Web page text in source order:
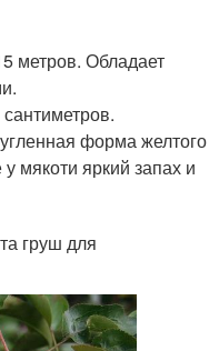
метров. Обладает
форма желтого
мякоти яркий запах и
груш для